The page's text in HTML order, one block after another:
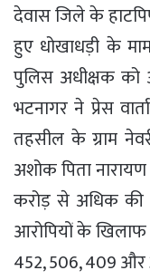
देवास जिले के
हुए धोखाधड़ी के
पुलिस अधीक्षक को
भटनागर ने प्रेस
तहसील के ग्राम
अशोक पिता
करोड़ से अधिक की
आरोपियों के खिलाफ
452, 506, 409 और